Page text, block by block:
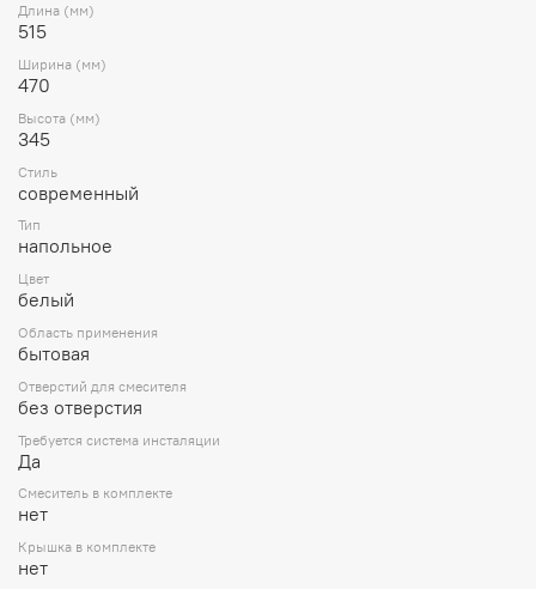
Длина (мм)
515
Ширина (мм)
470
Высота (мм)
345
Стиль
современный
Тип
напольное
Цвет
белый
Область применения
бытовая
Отверстий для смесителя
без отверстия
Требуется система инсталяции
Да
Смеситель в комплекте
нет
Крышка в комплекте
нет